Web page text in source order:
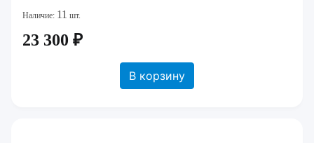
Наличие: 11 шт.
23 300 ₽
В корзину